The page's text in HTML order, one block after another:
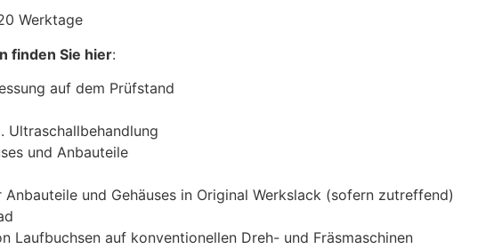
Werktage
finden Sie hier:
auf dem Prüfstand
Ultraschallbehandlung
und Anbauteile
und Gehäuses in Original Werkslack (sofern zutreffend)
Laufbuchsen auf konventionellen Dreh- und Fräsmaschinen